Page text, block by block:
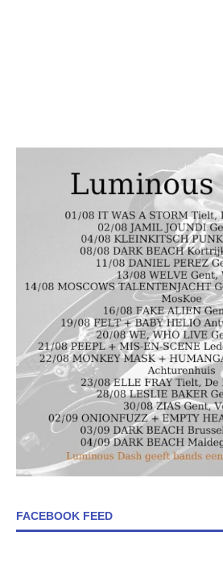
FACEBOOK FEED